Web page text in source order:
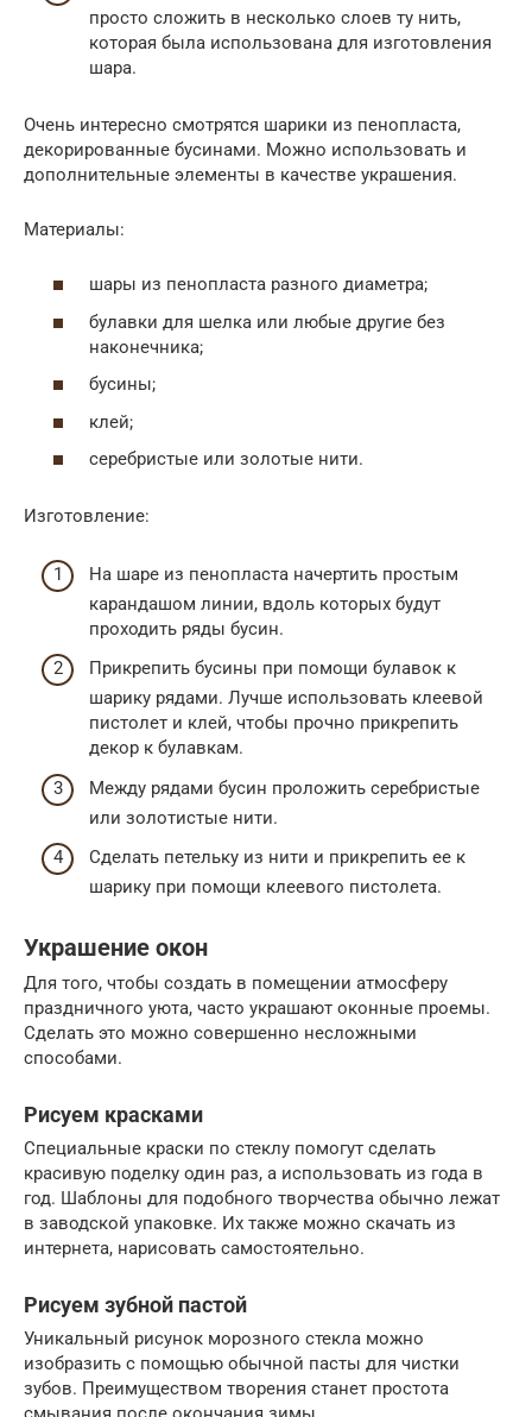
просто сложить в несколько слоев ту нить,
которая была использована для изготовления
шара.
Очень интересно смотрятся шарики из пенопласта,
декорированные бусинами. Можно использовать и
дополнительные элементы в качестве украшения.
Материалы:
шары из пенопласта разного диаметра;
булавки для шелка или любые другие без
наконечника;
бусины;
клей;
серебристые или золотые нити.
Изготовление:
На шаре из пенопласта начертить простым
карандашом линии, вдоль которых будут
проходить ряды бусин.
Прикрепить бусины при помощи булавок к
шарику рядами. Лучше использовать клеевой
пистолет и клей, чтобы прочно прикрепить
декор к булавкам.
Между рядами бусин проложить серебристые
или золотистые нити.
Сделать петельку из нити и прикрепить ее к
шарику при помощи клеевого пистолета.
Украшение окон
Для того, чтобы создать в помещении атмосферу
праздничного уюта, часто украшают оконные проемы.
Сделать это можно совершенно несложными
способами.
Рисуем красками
Специальные краски по стеклу помогут сделать
красивую поделку один раз, а использовать из года в
год. Шаблоны для подобного творчества обычно лежат
в заводской упаковке. Их также можно скачать из
интернета, нарисовать самостоятельно.
Рисуем зубной пастой
Уникальный рисунок морозного стекла можно
изобразить с помощью обычной пасты для чистки
зубов. Преимуществом творения станет простота